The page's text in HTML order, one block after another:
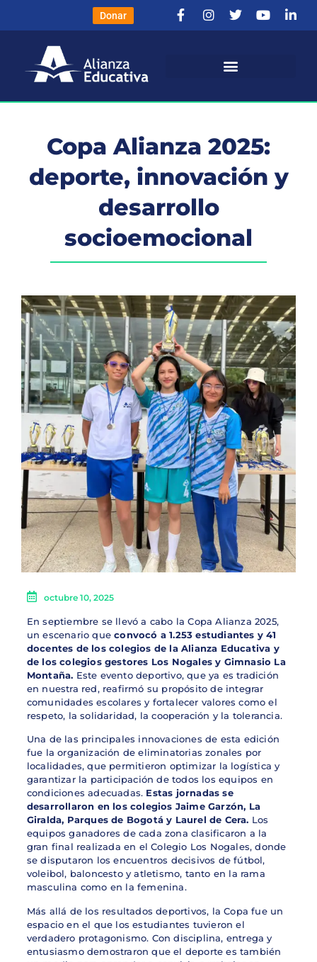
Donar
Copa Alianza 2025:
deporte, innovación y
desarrollo
socioemocional
octubre 10, 2025
En septiembre se llevó a cabo la Copa Alianza 2025,
un escenario queconvocó a 1.253 estudiantes y 41
docentes de los colegios de la Alianza Educativa y
de los colegios gestores Los Nogales y Gimnasio La
Montaña. Este evento deportivo, que ya es tradición
en nuestra red, reafirmó su propósito de integrar
comunidades escolares y fortalecer valores como el
respeto, la solidaridad, la cooperación y la tolerancia.
Una de las principales innovaciones de esta edición
fue la organización de eliminatorias zonales por
localidades, que permitieron optimizar la logística y
garantizar la participación de todos los equipos en
condiciones adecuadas. Estas jornadas se
desarrollaron en los colegios Jaime Garzón, La
Giralda, Parques de Bogotá y Laurel de Cera. Los
equipos ganadores de cada zona clasificaron a la
gran final realizada en el Colegio Los Nogales, donde
se disputaron los encuentros decisivos de fútbol,
voleibol, baloncesto y atletismo, tanto en la rama
masculina como en la femenina.
Más allá de los resultados deportivos, la Copa fue un
espacio en el que los estudiantes tuvieron el
verdadero protagonismo. Con disciplina, entrega y
entusiasmo demostraron que el deporte es también